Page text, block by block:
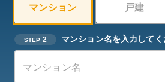
マンション 戸建
STEP 2 マンション名を入力して